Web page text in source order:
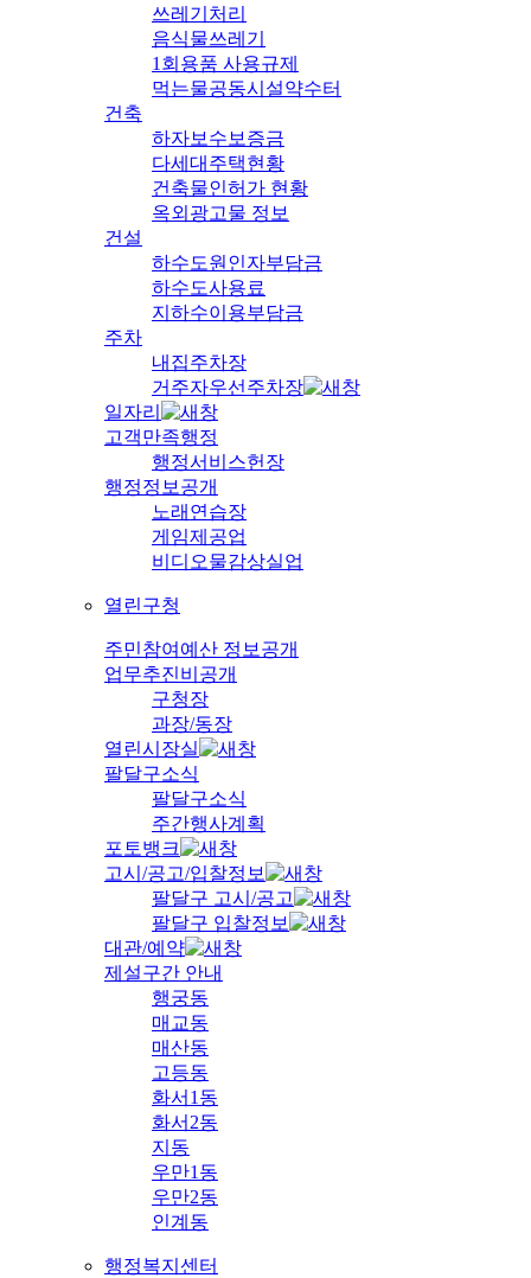
쓰레기처리
음식물쓰레기
1회용품 사용규제
먹는물공동시설약수터
건축
하자보수보증금
다세대주택현황
건축물인허가 현황
옥외광고물 정보
건설
하수도원인자부담금
하수도사용료
지하수이용부담금
주차
내집주차장
거주자우선주차장
일자리
고객만족행정
행정서비스헌장
행정정보공개
노래연습장
게임제공업
비디오물감상실업
열린구청
주민참여예산 정보공개
업무추진비공개
구청장
과장/동장
열린시장실
팔달구소식
팔달구소식
주간행사계획
포토뱅크
고시/공고/입찰정보
팔달구 고시/공고
팔달구 입찰정보
대관/예약
제설구간 안내
행궁동
매교동
매산동
고등동
화서1동
화서2동
지동
우만1동
우만2동
인계동
행정복지센터